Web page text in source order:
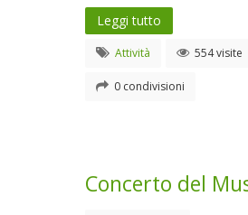
Leggi tutto
Attività 554 visite
0 condivisioni
Concerto del